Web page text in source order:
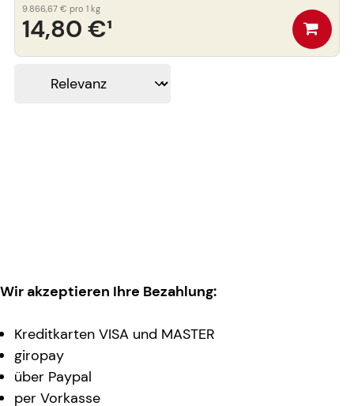
14,80 €¹
9.866,67 € pro 1 kg
Wir akzeptieren Ihre Bezahlung:
Kreditkarten VISA und MASTER
giropay
über Paypal
per Vorkasse